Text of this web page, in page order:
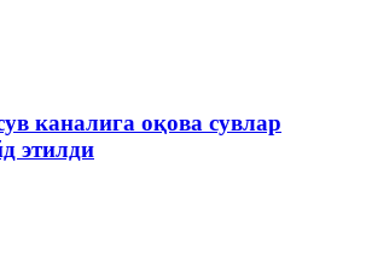
каналига оқова сувлар
этилди